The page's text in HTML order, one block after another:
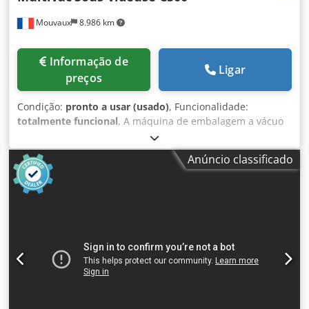
Mouvaux 8.986 km
preços
Ligar
Condição: pronto a usar (usado), Funcionalidade:
totalmente funcional, A máquina de embalagem a vácuo
Multivac C500 acondiciona produtos alimentares em sacos
a vácuo. O seu design com duas câmaras permite que o
operador carregue uma câmara enquanto a segunda
realiza o ciclo de embalagem. Esta organização melhora a
continuidade do trabalho e reduz os tempos de espera
Pode embalar peças de carne frescas ou processadas,
produtos de charcutaria, queijos, preparações culinárias e
outros produtos compatíveis com a embalagem em saco.
Anúncio classificado